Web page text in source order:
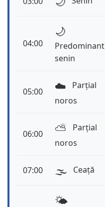
04:00
🌙
Predominant
senin
05:00 ☁️
Parțial
noros
06:00 ⛅️
Parțial
noros
07:00 🌫️ Ceață
🌤️